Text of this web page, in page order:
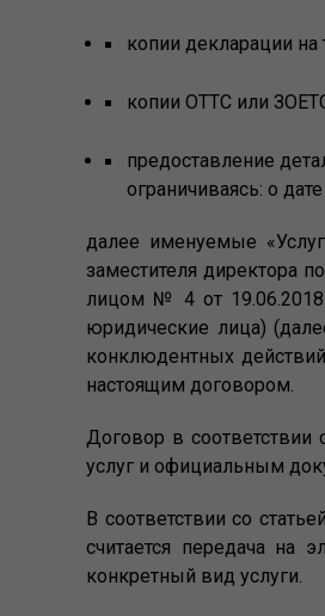
копии декларации на
копии ОТТС или
предоставление
ограничиваясь: о
далее именуемые
заместителя директора
лицом № 4 от 19.06.2018
юридические лица)
конклюдентных
настоящим договором.
Договор в соответствии
услуг и официальным
В соответствии со
считается передача на
конкретный вид услуги.